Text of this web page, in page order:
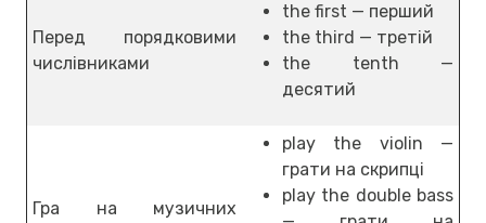
Перед порядковими
числівниками
the first — перший
the third — третій
the tenth —
десятий
Гра на музичних
play the violin —
грати на скрипці
play the double bass